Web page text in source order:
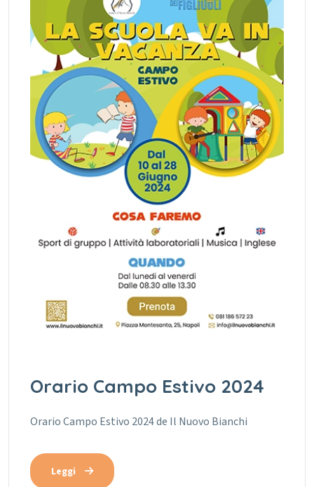
Orario Campo Estivo 2024
Orario Campo Estivo 2024 de Il Nuovo Bianchi
Leggi